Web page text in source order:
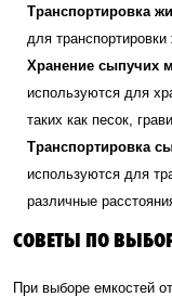
Транспортировка
для
Хранение сыпучих
используются для
таких как песок,
Транспортировка
используются для
различные
СОВЕТЫ ПО
При выборе емкостей